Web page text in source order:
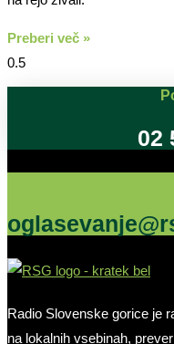
Preberi več »
02
Radio Slovenske gorice je
na lokalnih vsebinah,